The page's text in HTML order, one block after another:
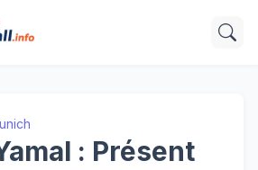
: Présent